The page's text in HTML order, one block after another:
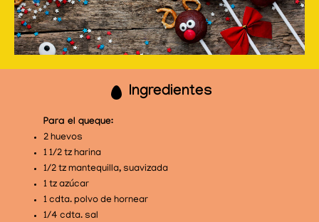
Ingredientes
Para el queque:
2 huevos
1 1/2 tz harina
1/2 tz mantequilla, suavizada
1 tz azúcar
1 cdta. polvo de hornear
1/4 cdta. sal